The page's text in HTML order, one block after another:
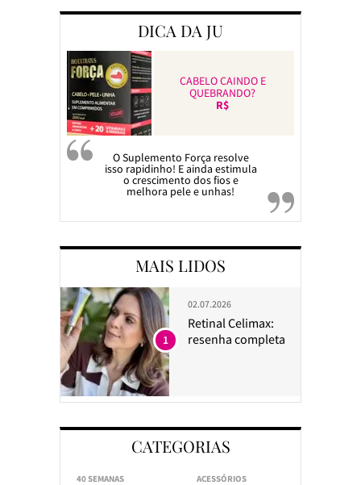
DICA DA JU
CABELO CAINDO E
QUEBRANDO?
R$
O Suplemento Força resolve
isso rapidinho! E ainda estimula
o crescimento dos fios e
melhora pele e unhas!
MAIS LIDOS
02.07.2026
Retinal Celimax:
resenha completa
1
CATEGORIAS
40 SEMANAS
ACESSÓRIOS